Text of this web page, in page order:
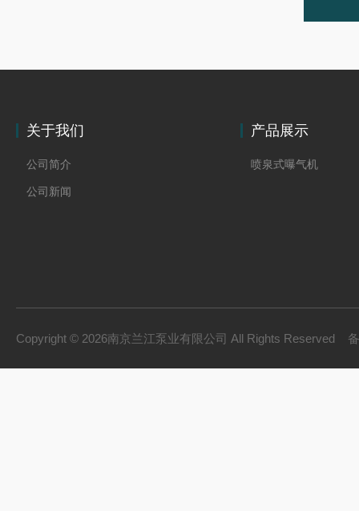
关于我们
公司简介
公司新闻
产品展示
喷泉式曝气机
Copyright © 2026南京兰江泵业有限公司 All Rights Reserved